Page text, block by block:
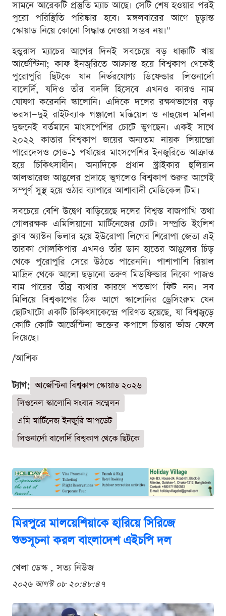
সামনে আরেকটি প্রস্তুতি ম্যাচ আছে। সেটি শেষ হওয়ার পরই
পুরো পরিস্থিতি পরিষ্কার হবে। মঙ্গলবারের আগে চূড়ান্ত
স্কোয়াড নিয়ে কোনো সিদ্ধান্ত নেওয়া সম্ভব নয়।"
হন্ডুরাস ম্যাচের আগের দিনই সবচেয়ে বড় ধাক্কাটি খায়
আর্জেন্টিনা; কাফ ইনজুরিতে আক্রান্ত হয়ে বিশ্বকাপ থেকেই
পুরোপুরি ছিটকে যান নির্ভরযোগ্য ডিফেন্ডার লিওনার্দো
বালের্দি, যদিও তাঁর বদলি হিসেবে এখনও কারও নাম
ঘোষণা করেননি স্কালোনি। এদিকে দলের রক্ষণভাগের বড়
ভরসা—দুই রাইটব্যাক গঞ্জালো মন্তিয়েল ও নাহুয়েল মলিনা
দুজনেই বর্তমানে মাংসপেশির চোটে ভুগছেন। একই সাথে
২০২২ কাতার বিশ্বকাপ জয়ের অন্যতম নায়ক লিয়ান্দ্রো
পারেদেসও গ্রেড-১ পর্যায়ের মাংসপেশির ইনজুরিতে আক্রান্ত
হয়ে চিকিৎসাধীন। অন্যদিকে প্রধান স্ট্রাইকার হুলিয়ান
আলভারেজ আঙুলের প্রদাহে ভুগলেও বিশ্বকাপ শুরুর আগেই
সম্পূর্ণ সুস্থ হয়ে ওঠার ব্যাপারে আশাবাদী মেডিকেল টিম।
সবচেয়ে বেশি উদ্বেগ বাড়িয়েছে দলের বিশ্বস্ত বাজপাখি তথা
গোলরক্ষক এমিলিয়ানো মার্টিনেজের চোট। সম্প্রতি ইংলিশ
ক্লাব অ্যাস্টন ভিলার হয়ে ইউরোপা লিগের শিরোপা জেতা এই
তারকা গোলকিপার এখনও তাঁর ডান হাতের আঙুলের চিড়
থেকে পুরোপুরি সেরে উঠতে পারেননি। পাশাপাশি রিয়াল
মাদ্রিদ থেকে আলো ছড়ানো তরুণ মিডফিল্ডার নিকো পাজও
বাম পায়ের তীব্র ব্যথার কারণে শতভাগ ফিট নন। সব
মিলিয়ে বিশ্বকাপের ঠিক আগে স্কালোনির ড্রেসিংরুম যেন
ছোটখাটো একটি চিকিৎসাকেন্দ্রে পরিণত হয়েছে, যা বিশ্বজুড়ে
কোটি কোটি আর্জেন্টিনা ভক্তের কপালে চিন্তার ভাঁজ ফেলে
দিয়েছে।
/আশিক
ট্যাগ: আর্জেন্টিনা বিশ্বকাপ স্কোয়াড ২০২৬
লিওনেল স্কালোনি সংবাদ সম্মেলন
এমি মার্টিনেজ ইনজুরি আপডেট
লিওনার্দো বালের্দি বিশ্বকাপ থেকে ছিটকে
মিরপুরে মালয়েশিয়াকে হারিয়ে সিরিজে
শুভসূচনা করল বাংলাদেশ এইচপি দল
খেলা ডেস্ক . সত্য নিউজ
২০২৬ আগস্ট ০৮ ২০:৪৮:৪৭